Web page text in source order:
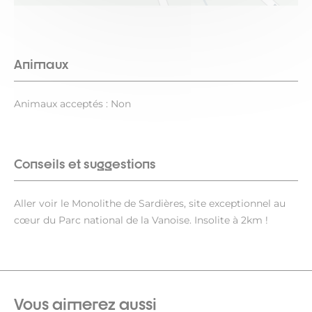
Animaux
Animaux acceptés : Non
Conseils et suggestions
Aller voir le Monolithe de Sardières, site exceptionnel au
cœur du Parc national de la Vanoise. Insolite à 2km !
Vous aimerez aussi